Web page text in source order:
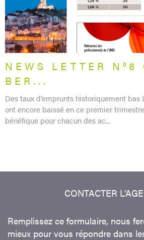
NEWS LETTER N°8
BER...
Des taux d’emprunts historiquement bas
ont encore baissé en ce premier
bénéfique pour chacun des ac...
CONTACTER
Remplissez ce formulaire, nous
mieux pour vous répondre dans